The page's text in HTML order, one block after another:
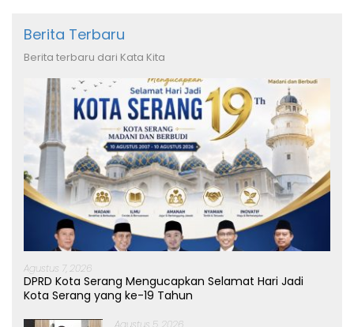
Berita Terbaru
Berita terbaru dari Kata Kita
Agustus 7, 2026
DPRD Kota Serang Mengucapkan Selamat Hari Jadi
Kota Serang yang ke-19 Tahun
Agustus 5, 2026